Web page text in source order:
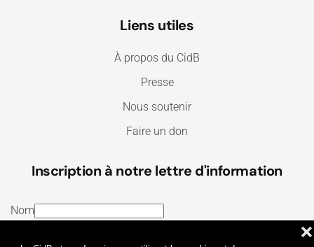
❌
Liens utiles
À propos du CidB
Presse
Nous soutenir
Faire un don
Inscription à notre lettre d'information
Nom